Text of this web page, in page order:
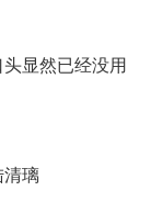
显然已经没用
璃